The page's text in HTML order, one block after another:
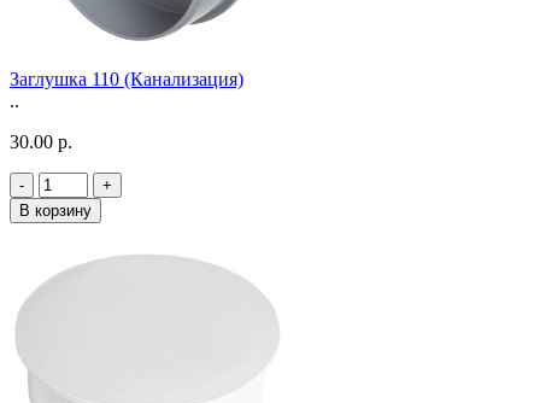
Заглушка 110 (Канализация)
..
30.00 р.
-
+
В корзину